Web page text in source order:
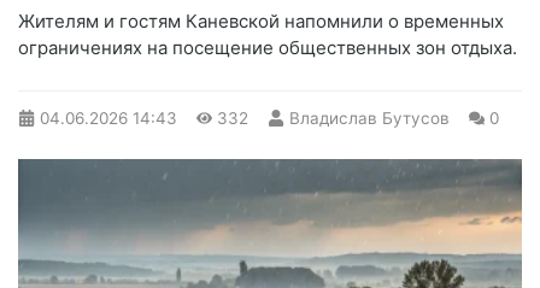
Жителям и гостям Каневской напомнили о временных
ограничениях на посещение общественных зон отдыха.
04.06.2026 14:43 332 Владислав Бутусов 0